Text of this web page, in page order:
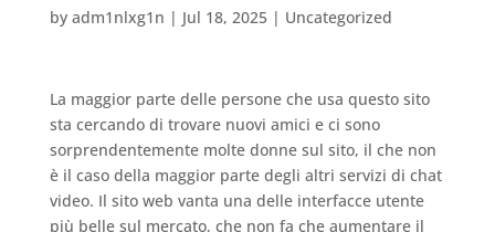
by adm1nlxg1n | Jul 18, 2025| Uncategorized
La maggior parte delle persone che usa questo sito
sta cercando di trovare nuovi amici e ci sono
sorprendentemente molte donne sul sito, il che non
è il caso della maggior parte degli altri servizi di chat
video. Il sito web vanta una delle interfacce utente
più belle sul mercato, che non fa che aumentare il